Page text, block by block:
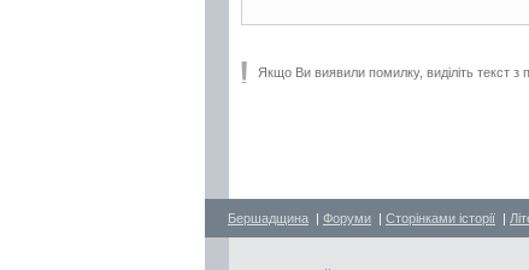
Якщо Ви виявили помилку, виділіть текст
Бершадщина | Форуми | Сторінками історії |